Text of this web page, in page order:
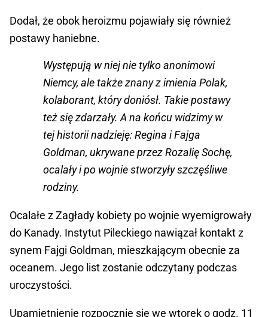
Dodał, że obok heroizmu pojawiały się również
postawy haniebne.
Występują w niej nie tylko anonimowi
Niemcy, ale także znany z imienia Polak,
kolaborant, który doniósł. Takie postawy
też się zdarzały. A na końcu widzimy w
tej historii nadzieję: Regina i Fajga
Goldman, ukrywane przez Rozalię Sochę,
ocalały i po wojnie stworzyły szczęśliwe
rodziny.
Ocalałe z Zagłady kobiety po wojnie wyemigrowały
do Kanady. Instytut Pileckiego nawiązał kontakt z
synem Fajgi Goldman, mieszkającym obecnie za
oceanem. Jego list zostanie odczytany podczas
uroczystości.
Upamiętnienie rozpocznie się we wtorek o godz. 11